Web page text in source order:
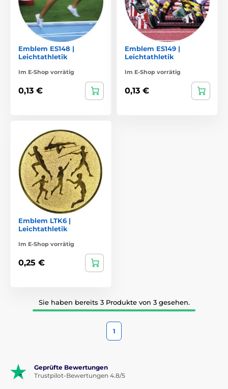
Emblem ES148 |
Leichtathletik
Im E-Shop vorrätig
0,13 €
Emblem ES149 |
Leichtathletik
Im E-Shop vorrätig
0,13 €
Emblem LTK6 |
Leichtathletik
Im E-Shop vorrätig
0,25 €
Sie haben bereits 3 Produkte von 3 gesehen.
1
Geprüfte Bewertungen
Trustpilot-Bewertungen 4.8/5